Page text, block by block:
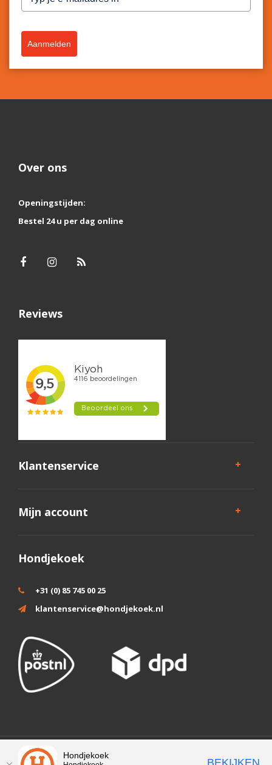
Aanmelden
Over ons
Openingstijden:
Bestel 24 u per dag online
Reviews
Klantenservice
Mijn account
Hondjekoek
+31 (0) 85 745 00 25
klantenservice@hondjekoek.nl
Wij slaan cookies op om onze website te verbeteren. Is dat akkoord?
Hondjekoek
BEKIJKEN